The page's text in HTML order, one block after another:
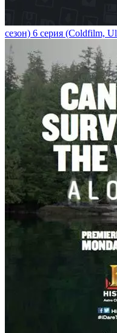
сезон) 6 серия (Coldfilm,